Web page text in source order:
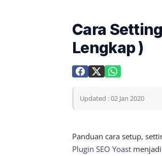
Cara
Lengkap )
Updated : 02 Jan 2020
Panduan cara setup,
Plugin SEO Yoast